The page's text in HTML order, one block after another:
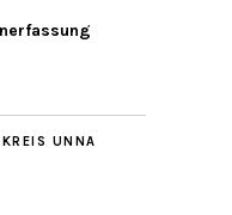
UNNA